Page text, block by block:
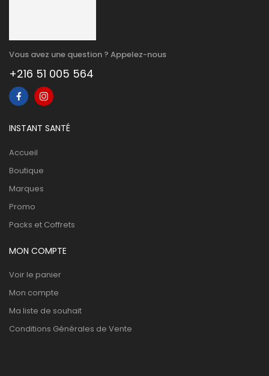
Vous avez une question ? Appelez-nous
+216 51 005 564
INSTANT SANTÉ
Accueil
Boutique
Marques
Promo
Packs et Coffrets
MON COMPTE
Voir le panier
Mon compte
Ma liste de souhait
Conditions Générales de Vente